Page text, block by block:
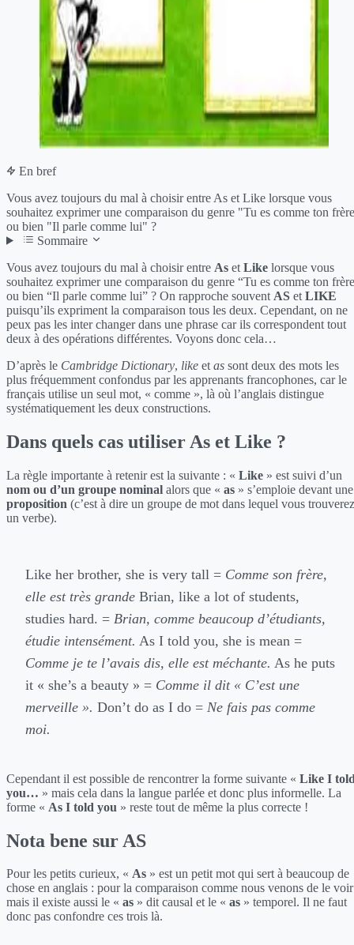
En bref
Vous avez toujours du mal à choisir entre As et Like lorsque vous
souhaitez exprimer une comparaison du genre "Tu es comme ton
ou bien "Il parle comme lui" ?
Sommaire
Vous avez toujours du mal à choisir entre As et Like lorsque vous
souhaitez exprimer une comparaison du genre “Tu es comme ton
ou bien “Il parle comme lui” ? On rapproche souvent AS et LIKE
puisqu’ils expriment la comparaison tous les deux. Cependant, on ne
peux pas les inter changer dans une phrase car ils correspondent tout
deux à des opérations différentes. Voyons donc cela…
D’après le Cambridge Dictionary, like et as sont deux des mots les
plus fréquemment confondus par les apprenants francophones, car le
français utilise un seul mot, « comme », là où l’anglais distingue
systématiquement les deux constructions.
Dans quels cas utiliser As et Like ?
La règle importante à retenir est la suivante : « Like » est suivi d’un
nom ou d’un groupe nominal alors que « as » s’emploie devant une
proposition (c’est à dire un groupe de mot dans lequel vous trouverez
un verbe).
Like her brother, she is very tall = Comme son frère,
elle est très grande Brian, like a lot of students,
studies hard. = Brian, comme beaucoup d’étudiants,
étudie intensément. As I told you, she is mean =
Comme je te l’avais dis, elle est méchante. As he puts
it « she’s a beauty » = Comme il dit « C’est une
merveille ». Don’t do as I do = Ne fais pas comme
moi.
Cependant il est possible de rencontrer la forme suivante « Like I
you… » mais cela dans la langue parlée et donc plus informelle. La
forme « As I told you » reste tout de même la plus correcte !
Nota bene sur AS
Pour les petits curieux, « As » est un petit mot qui sert à beaucoup de
chose en anglais : pour la comparaison comme nous venons de le voir
mais il existe aussi le « as » dit causal et le « as » temporel. Il ne faut
donc pas confondre ces trois là.